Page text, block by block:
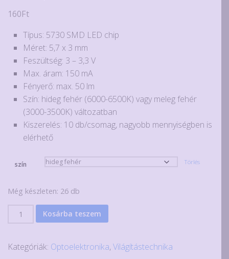
160Ft
Típus: 5730 SMD LED chip
Méret: 5,7 x 3 mm
Feszültség: 3 – 3,3 V
Max. áram: 150 mA
Fényerő: max. 50 lm
Szín: hideg fehér (6000-6500K) vagy meleg fehér
(3000-3500K) változatban
Kiszerelés: 10 db/csomag, nagyobb mennyiségben is
elérhető
szín Törlés
Még készleten: 26 db
típusú
Kosárba teszem
Kategóriák: Optoelektronika,Világítástechnika